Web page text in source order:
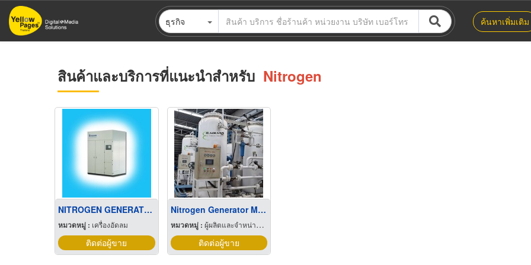
ข้าม
ไป
ธุรกิจ ค้นหาเพิ่มเติม
สินค้าและบริการที่แนะนำสำหรับ Nitrogen
NITROGEN GENERATOR
หมวดหมู่ : เครื่องอัดลม
ติดต่อผู้ขาย
Nitrogen Generator Model : SA/SL
หมวดหมู่ : ผู้ผลิตและจำหน่ายอุปกรณ์และอะไหล่ปั๊ม
ติดต่อผู้ขาย